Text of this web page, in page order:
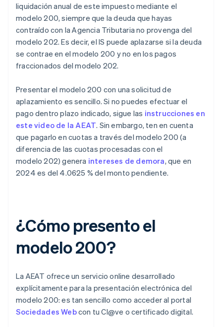
liquidación anual de este impuesto mediante el
modelo 200, siempre que la deuda que hayas
contraído con la Agencia Tributaria no provenga del
modelo 202. Es decir, el IS puede aplazarse si la deuda
se contrae en el modelo 200 y no en los pagos
fraccionados del modelo 202.
Presentar el modelo 200 con una solicitud de
aplazamiento es sencillo. Si no puedes efectuar el
pago dentro plazo indicado, sigue las instrucciones en
este video de la AEAT. Sin embargo, ten en cuenta
que pagarlo en cuotas a través del modelo 200 (a
diferencia de las cuotas procesadas con el
modelo 202) genera intereses de demora, que en
2024 es del 4.0625 % del monto pendiente.
¿Cómo presento el
modelo 200?
La AEAT ofrece un servicio online desarrollado
explícitamente para la presentación electrónica del
modelo 200: es tan sencillo como acceder al portal
Sociedades Webcon tu Cl@ve o certificado digital.